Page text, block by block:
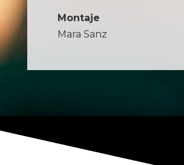
Montaje
Mara Sanz